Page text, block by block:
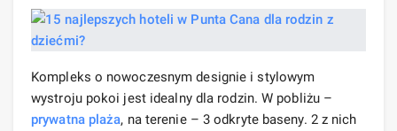
Kompleks o nowoczesnym designie i stylowym
wystroju pokoi jest idealny dla rodzin. W pobliżu –
prywatna plaża, na terenie – 3 odkryte baseny. 2 z nich